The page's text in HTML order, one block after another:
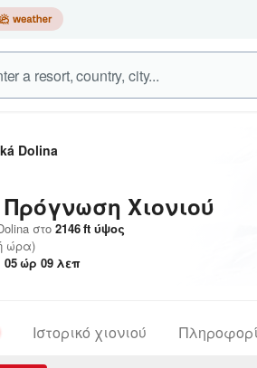
Dolina
Πρόγνωση Χιονιού
στο 2146ft ύψος
ώρα)
05ώρ 09 λεπ
Ιστορικό χιονιού